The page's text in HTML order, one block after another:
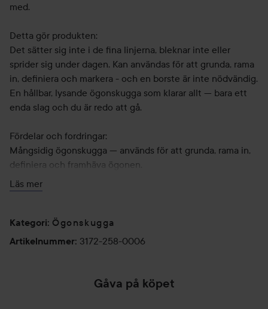
med.
Detta gör produkten:
Det sätter sig inte i de fina linjerna, bleknar inte eller
sprider sig under dagen. Kan användas för att grunda, rama
in, definiera och markera - och en borste är inte nödvändig.
En hållbar, lysande ögonskugga som klarar allt — bara ett
enda slag och du är redo att gå.
Fördelar och fordringar:
Mångsidig ögonskugga — används för att grunda, rama in,
definiera och framhäva ögonen.
Mycket pigmenterad ögonskugga i diskreta till mättade
nyanser.
inte nödvändig.
En 8-timmars formel som håller färgen hela dagen lång.
Läs mer
Kategori: Ögonskugga
Artikelnummer: 3172-258-0006
Gåva på köpet